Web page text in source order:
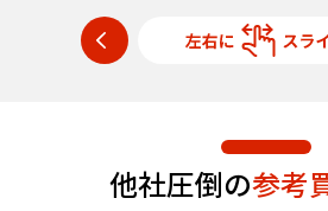
他社圧倒の参考